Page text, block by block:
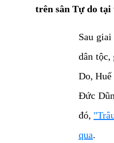
trên sân Tự do tại
Sau
dân tộc,
Do,
Đức
đó,
qua.